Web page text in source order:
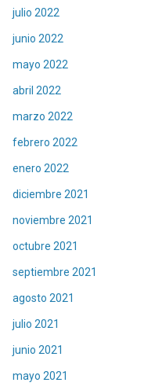
julio 2022
junio 2022
mayo 2022
abril 2022
marzo 2022
febrero 2022
enero 2022
diciembre 2021
noviembre 2021
octubre 2021
septiembre 2021
agosto 2021
julio 2021
junio 2021
mayo 2021